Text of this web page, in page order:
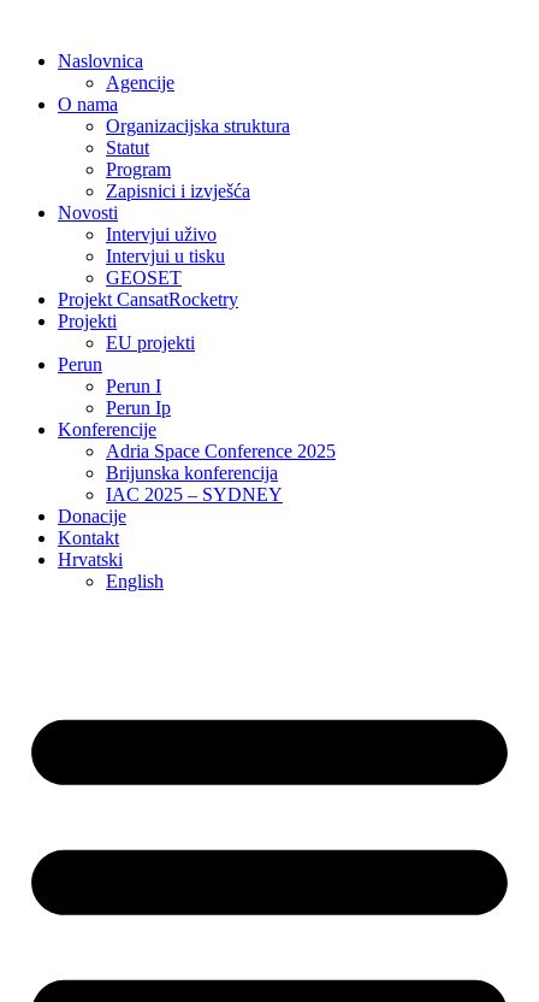
sadržajNaslovnica
Agencije
O nama
Organizacijska struktura
Statut
Program
Zapisnici i izvješća
Novosti
Intervjui uživo
Intervjui u tisku
GEOSET
Projekt CansatRocketry
Projekti
EU projekti
Perun
Perun I
Perun Ip
Konferencije
Adria Space Conference 2025
Brijunska konferencija
IAC 2025 – SYDNEY
Donacije
Kontakt
Hrvatski
English